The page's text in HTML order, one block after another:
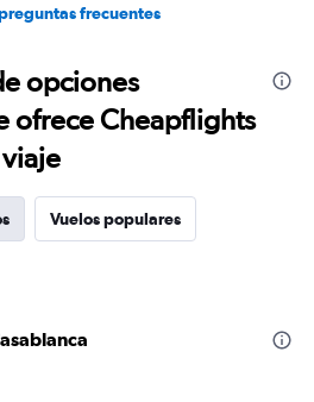
frecuentes
opciones
ofrece Cheapflights
Vuelos populares